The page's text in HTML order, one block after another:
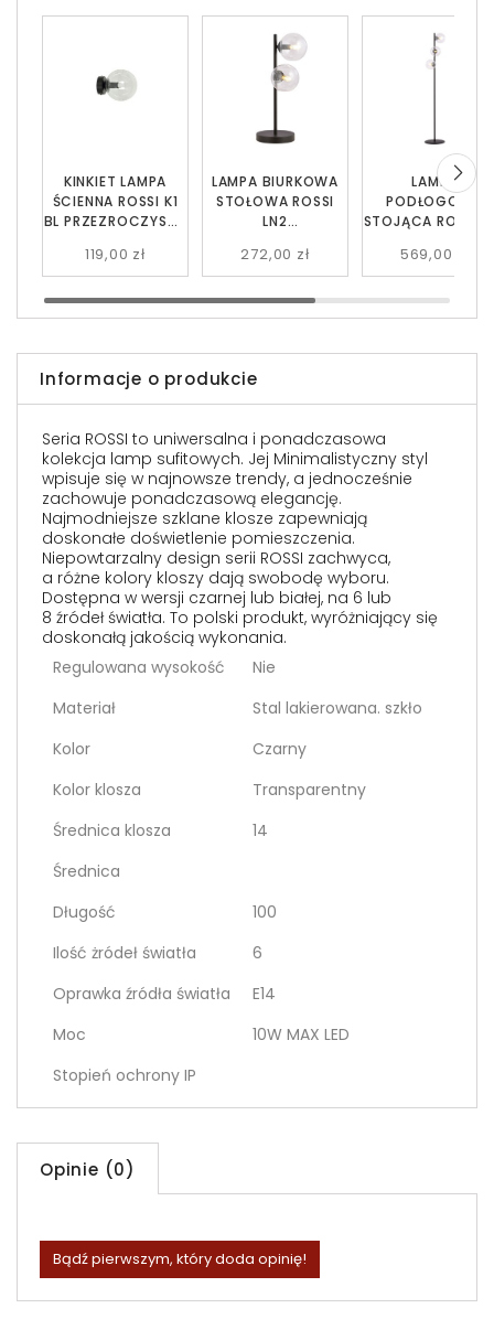
KINKIET LAMPA
ŚCIENNA ROSSI K1
BL PRZEZROCZYSTA
119,00 zł
LAMPA BIURKOWA
STOŁOWA ROSSI
LN2
EMIBIG
272,00 zł
LAMPA
PODŁOGOWA
STOJĄCA ROSSI
EMIBIG
569,00 zł
Informacje o produkcie
Seria ROSSI to uniwersalna i ponadczasowa
kolekcja lamp sufitowych. Jej Minimalistyczny styl
wpisuje się w najnowsze trendy, a jednocześnie
zachowuje ponadczasową elegancję.
Najmodniejsze szklane klosze zapewniają
doskonałe doświetlenie pomieszczenia.
Niepowtarzalny design serii ROSSI zachwyca,
a różne kolory kloszy dają swobodę wyboru.
Dostępna w wersji czarnej lub białej, na 6 lub
8 źródeł światła. To polski produkt, wyróżniający się
doskonałą jakością wykonania.
Regulowana wysokość
Nie
Materiał
Stal lakierowana. szkło
Kolor
Czarny
Kolor klosza
Transparentny
Średnica klosza
14
Średnica
Długość
100
Ilość żródeł światła
6
Oprawka źródła światła
E14
Moc
10W MAX LED
Stopień ochrony IP
Opinie (0)
Bądź pierwszym, który doda opinię!